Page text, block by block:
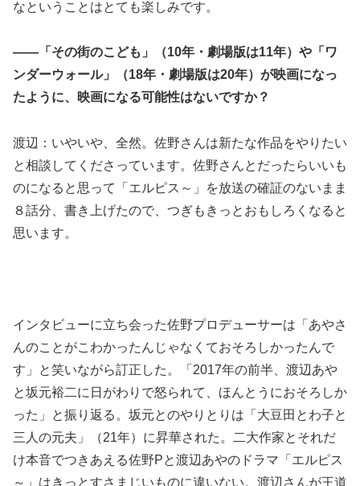
なということはとても楽しみです。
――「その街のこども」（10年・劇場版は11年）や「ワ
ンダーウォール」（18年・劇場版は20年）が映画になっ
たように、映画になる可能性はないですか？
渡辺：いやいや、全然。佐野さんは新たな作品をやりたい
と相談してくださっています。佐野さんとだったらいいも
のになると思って「エルピス～」を放送の確証のないまま
８話分、書き上げたので、つぎもきっとおもしろくなると
思います。
インタビューに立ち会った佐野プロデューサーは「あやさ
んのことがこわかったんじゃなくておそろしかったんで
す」と笑いながら訂正した。「2017年の前半、渡辺あや
と坂元裕二に日がわりで怒られて、ほんとうにおそろしか
った」と振り返る。坂元とのやりとりは「大豆田とわ子と
三人の元夫」（21年）に昇華された。二大作家とそれだ
け本音でつきあえる佐野Pと渡辺あやのドラマ「エルピス
～」はきっとすさまじいものに違いない。渡辺さんが王道